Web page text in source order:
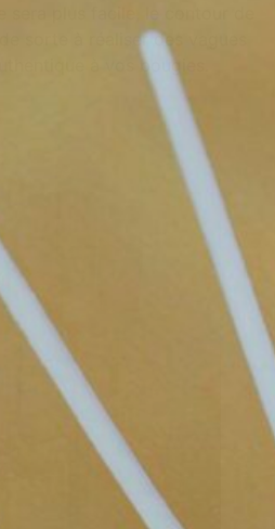
sera plus facile, le contour de
sorte à réaliser des vagues
à vos bougies.